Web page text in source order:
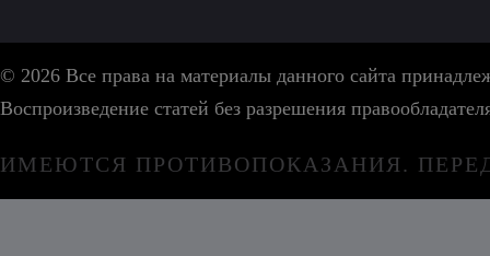
© 2026 Все права на материалы данного сайта
Воспроизведение статей без разрешения
ИМЕЮТСЯ ПРОТИВОПОКАЗАНИЯ.